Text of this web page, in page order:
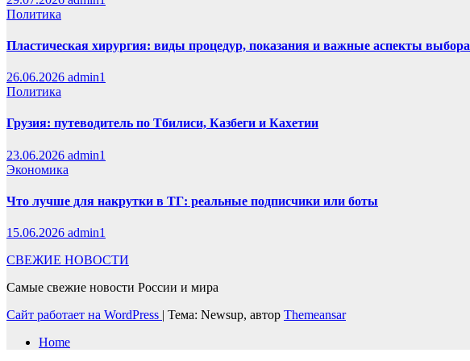
Политика
Пластическая хирургия: виды процедур, показания и важные аспекты выбора
26.06.2026 admin1
Политика
Грузия: путеводитель по Тбилиси, Казбеги и Кахетии
23.06.2026 admin1
Экономика
Что лучше для накрутки в ТГ: реальные подписчики или боты
15.06.2026 admin1
СВЕЖИЕ НОВОСТИ
Самые свежие новости России и мира
Сайт работает на WordPress | Тема: Newsup, автор Themeansar
Home